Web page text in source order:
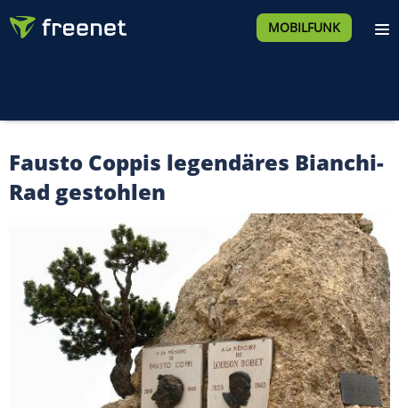
MOBILFUNK
Fausto Coppis legendäres Bianchi-
Rad gestohlen